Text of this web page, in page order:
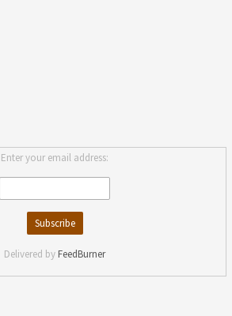
Enter your email address:
Delivered by FeedBurner